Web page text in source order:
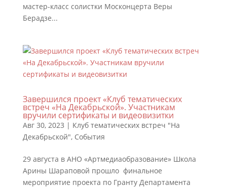
мастер-класс солистки Москонцерта Веры
Берадзе...
Завершился проект «Клуб тематических
встреч «На Декабрьской». Участникам
вручили сертификаты и видеовизитки
Авг 30, 2023 | Клуб тематических встреч "На
Декабрьской", События
29 августа в АНО «Артмедиаобразование» Школа
Арины Шараповой прошло финальное
мероприятие проекта по Гранту Департамента